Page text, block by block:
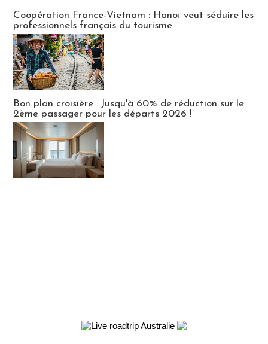
Coopération France-Vietnam : Hanoï veut séduire les
professionnels français du tourisme
Bon plan croisière : Jusqu'à 60% de réduction sur le
2ème passager pour les départs 2026 !